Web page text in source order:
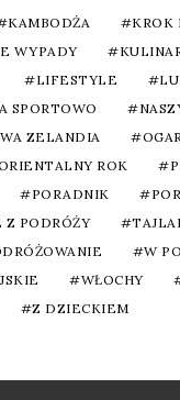
KAMBODŻA
KROK
WYPADY
LIFESTYLE
SPORTOWO
ZELANDIA
ROK
PORADNIK
Z PODRÓŻY
W
WŁOCHY
Z DZIECKIEM